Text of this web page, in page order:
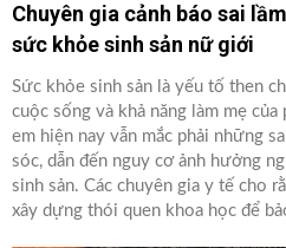
Chuyên gia cảnh báo sai
sức khỏe sinh sản nữ giới
Sức khỏe sinh sản là yếu tố then
cuộc sống và khả năng làm mẹ
em hiện nay vẫn mắc phải những
sóc, dẫn đến nguy cơ ảnh hưởng
sinh sản. Các chuyên gia y tế cho
xây dựng thói quen khoa học để